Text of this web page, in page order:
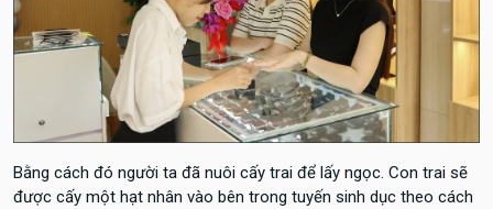
Bằng cách đó người ta đã nuôi cấy trai để lấy ngọc. Con trai sẽ
được cấy một hạt nhân vào bên trong tuyến sinh dục theo cách